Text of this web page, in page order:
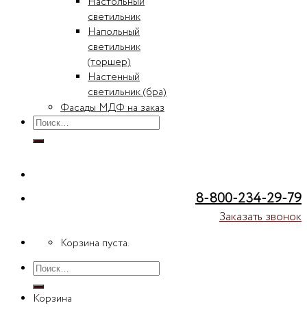
светильник
Напольный
светильник
(торшер)
Настенный
светильник (бра)
Фасады МДФ на заказ
Искать:
8-800-234-29-79
Заказать звонок
Корзина пуста.
Искать:
Корзина